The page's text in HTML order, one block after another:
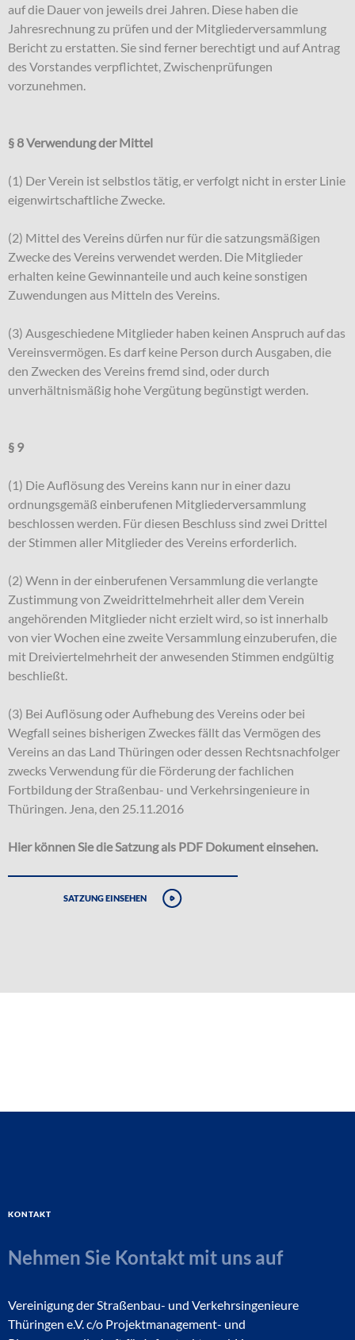
auf die Dauer von jeweils drei Jahren. Diese haben die
Jahresrechnung zu prüfen und der Mitgliederversammlung
Bericht zu erstatten. Sie sind ferner berechtigt und auf Antrag
des Vorstandes verpflichtet, Zwischenprüfungen
vorzunehmen.
§ 8 Verwendung der Mittel
(1) Der Verein ist selbstlos tätig, er verfolgt nicht in erster Linie
eigenwirtschaftliche Zwecke.
(2) Mittel des Vereins dürfen nur für die satzungsmäßigen
Zwecke des Vereins verwendet werden. Die Mitglieder
erhalten keine Gewinnanteile und auch keine sonstigen
Zuwendungen aus Mitteln des Vereins.
(3) Ausgeschiedene Mitglieder haben keinen Anspruch auf das
Vereinsvermögen. Es darf keine Person durch Ausgaben, die
den Zwecken des Vereins fremd sind, oder durch
unverhältnismäßig hohe Vergütung begünstigt werden.
§ 9
(1) Die Auflösung des Vereins kann nur in einer dazu
ordnungsgemäß einberufenen Mitgliederversammlung
beschlossen werden. Für diesen Beschluss sind zwei Drittel
der Stimmen aller Mitglieder des Vereins erforderlich.
(2) Wenn in der einberufenen Versammlung die verlangte
Zustimmung von Zweidrittelmehrheit aller dem Verein
angehörenden Mitglieder nicht erzielt wird, so ist innerhalb
von vier Wochen eine zweite Versammlung einzuberufen, die
mit Dreiviertelmehrheit der anwesenden Stimmen endgültig
beschließt.
(3) Bei Auflösung oder Aufhebung des Vereins oder bei
Wegfall seines bisherigen Zweckes fällt das Vermögen des
Vereins an das Land Thüringen oder dessen Rechtsnachfolger
zwecks Verwendung für die Förderung der fachlichen
Fortbildung der Straßenbau- und Verkehrsingenieure in
Thüringen. Jena, den 25.11.2016
Hier können Sie die Satzung als PDF Dokument einsehen.
Satzung einsehen
Kontakt
Nehmen Sie Kontakt mit uns auf
Vereinigung der Straßenbau- und Verkehrsingenieure
Thüringen e.V. c/o Projektmanagement- und